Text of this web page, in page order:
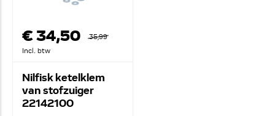
€ 34,50
35,99
Incl. btw
Nilfisk ketelklem
van stofzuiger
22142100